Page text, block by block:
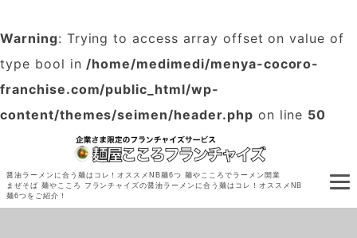
Warning: Trying to access array offset on value of
type bool in/home/medimedi/menya-cocoro-
franchise.com/public_html/wp-
content/themes/seimen/header.php on line 50
まぜそば 麺やこころ フランチャイズの醤油ラーメンに合う麺はコレ！オススメNB
麺6つをご紹介！
醤油ラーメンに合う麺はコレ！オススメNB麺6つ 麺やこころでラーメン開業